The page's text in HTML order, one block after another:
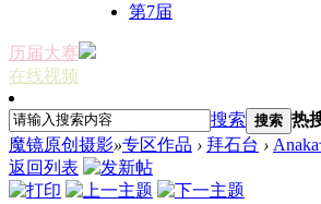
第7届
历届大赛
在线视频
搜索 搜索 热
魔镜原创摄影»专区作品 › 拜石台 ›
返回列表